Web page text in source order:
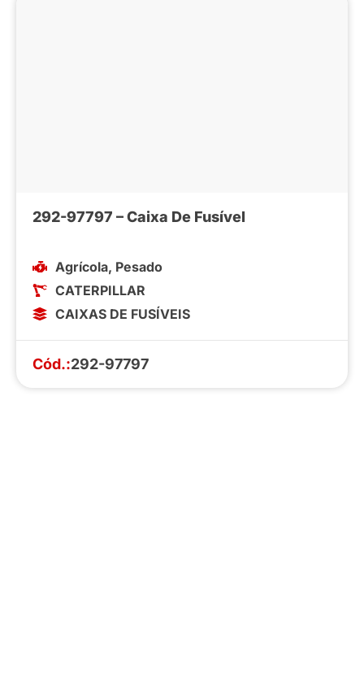
292-97797 – Caixa De Fusível
Agrícola, Pesado
CATERPILLAR
CAIXAS DE FUSÍVEIS
Cód.:292-97797